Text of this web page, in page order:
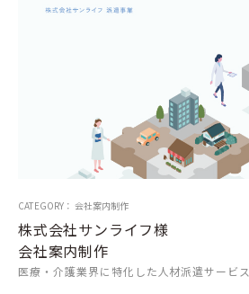
CATEGORY： 会社案内制作
株式会社サンライフ様
会社案内制作
医療・介護業界に特化した人材派遣サービス